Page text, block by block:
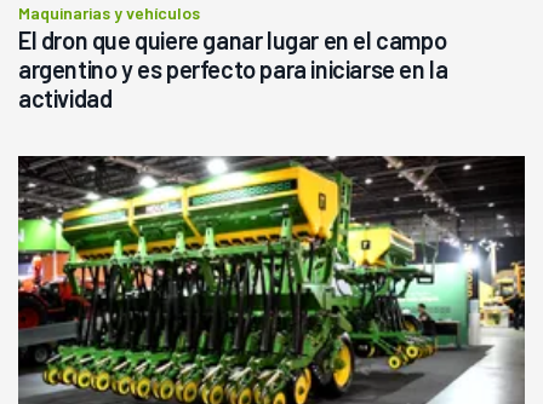
Maquinarias y vehículos
El dron que quiere ganar lugar en el campo
argentino y es perfecto para iniciarse en la
actividad